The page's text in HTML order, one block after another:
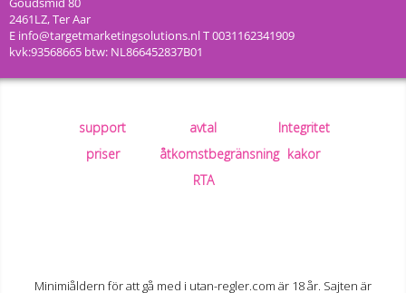
support avtal
Integritet
priser
åtkomstbegränsning kakor
RTA
Minimiåldern för att gå med i utan-regler.com är 18 år. Sajten är